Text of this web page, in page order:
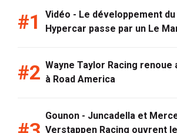
Vidéo - Le développement du
Hypercar passe par un Le
Wayne Taylor Racing
à Road America
Gounon - Juncadella et
Verstappen Racing ouvrent